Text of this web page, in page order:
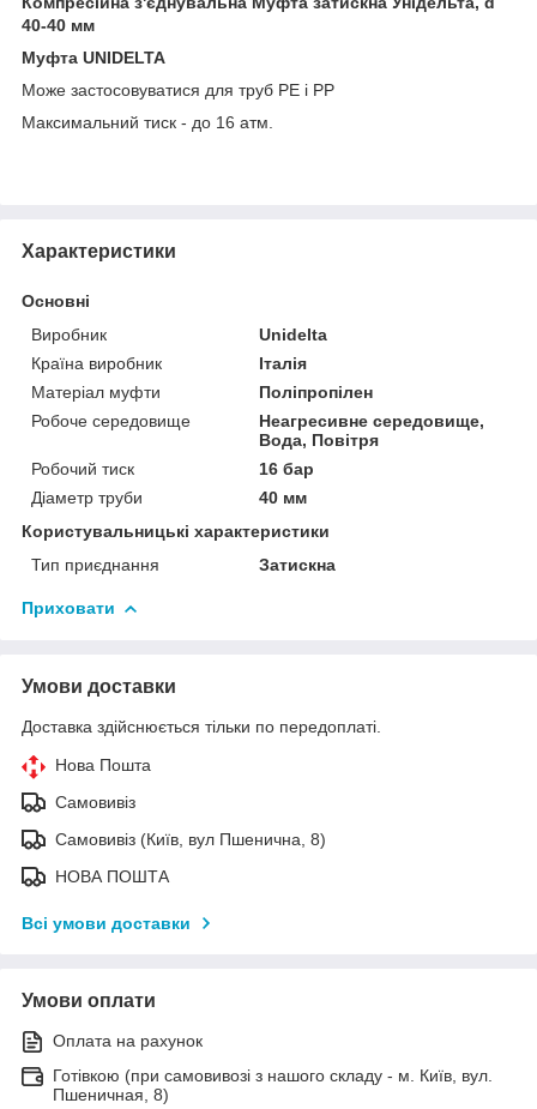
40-40 мм
Муфта UNIDELTA
Може застосовуватися для труб PE і PP
Максимальний тиск - до 16 атм.
Характеристики
Основні
Виробник
Unidelta
Країна виробник
Італія
Матеріал муфти
Поліпропілен
Робоче середовище
Неагресивне середовище,
Вода, Повітря
Робочий тиск
16 бар
Діаметр труби
40 мм
Користувальницькі характеристики
Тип приєднання
Затискна
Приховати
Умови доставки
Доставка здійснюється тільки по передоплаті.
Нова Пошта
Самовивіз
Самовивіз (Київ, вул Пшенична, 8)
НОВА ПОШТА
Всі умови доставки
Умови оплати
Оплата на рахунок
Готівкою (при самовивозі з нашого складу - м. Київ, вул.
Пшеничная, 8)